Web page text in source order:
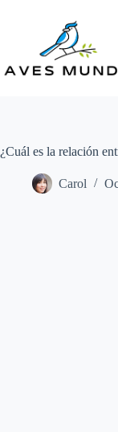
¿Cuál es la relación
Carol